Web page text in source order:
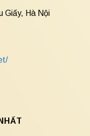
Giấy, Hà Nội